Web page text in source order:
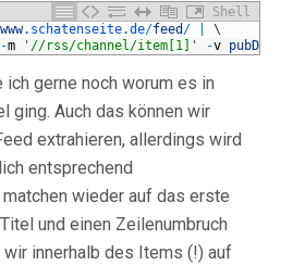
Shell
www.schatenseite.de/feed /
\
-m '//rss/channel/item[1]' -v pubDate
gerne noch worum es in
ging. Auch das können wir
extrahieren, allerdings wird
entsprechend
wieder auf das erste
und einen Zeilenumbruch
wir innerhalb des Items (!) auf